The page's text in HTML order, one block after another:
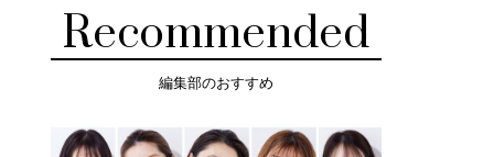
Recommended
編集部のおすすめ